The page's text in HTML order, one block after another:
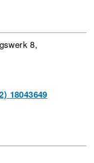
8,
18043649